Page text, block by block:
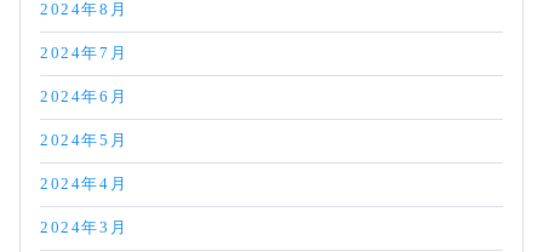
2024年8月
2024年7月
2024年6月
2024年5月
2024年4月
2024年3月